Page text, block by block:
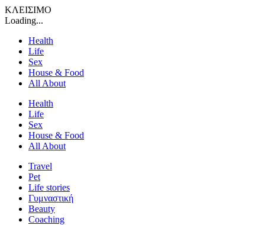
ΚΛΕΙΣΙΜΟ
Loading...
Health
Life
Sex
House & Food
All About
Health
Life
Sex
House & Food
All About
Travel
Pet
Life stories
Γυμναστική
Beauty
Coaching